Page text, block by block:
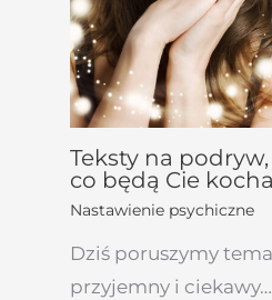
Teksty na
co będą Cie
Nastawienie psychiczne
Dziś poruszymy
przyjemny i